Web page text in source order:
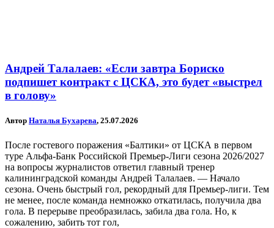
Андрей Талалаев: «Если завтра Бориско
подпишет контракт с ЦСКА, это будет «выстрел
в голову»
Автор Наталья Бухарева, 25.07.2026
После гостевого поражения «Балтики» от ЦСКА в первом
туре Альфа-Банк Российской Премьер-Лиги сезона 2026/2027
на вопросы журналистов ответил главный тренер
калининградской команды Андрей Талалаев. — Начало
сезона. Очень быстрый гол, рекордный для Премьер-лиги. Тем
не менее, после команда немножко откатилась, получила два
гола. В перерыве преобразилась, забила два гола. Но, к
сожалению, забить тот гол,